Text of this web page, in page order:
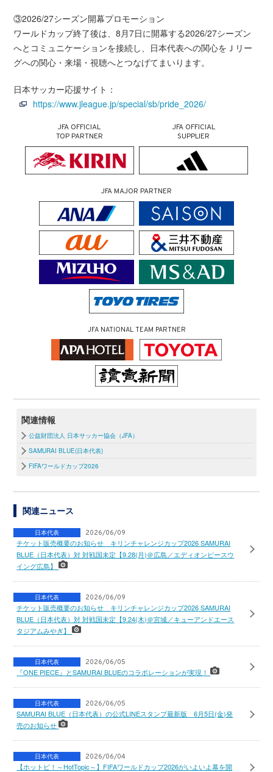
③2026/27シーズン開幕プロモーション
ワールドカップ終了後は、8月7日に開幕する2026/27シーズン
へとコミュニケーションを接続し、日本代表への関心をＪリー
グへの関心・来場・視聴へとつなげてまいります。
日本サッカー応援サイト：
https://www.jleague.jp/special/sb/pride_2026/
JFA OFFICIAL
TOP PARTNER
JFA OFFICIAL
SUPPLIER
JFA MAJOR PARTNER
JFA NATIONAL TEAM PARTNER
関連情報
公益財団法人 日本サッカー協会（JFA）
SAMURAI BLUE(日本代表)
FIFAワールドカップ2026
関連ニュース
日本代表 2026/06/09
チケット販売概要のお知らせ キリンチャレンジカップ2026 SAMURAI
BLUE（日本代表）対 対戦国未定【9.28(月)＠広島／エディオンピースウ
イング広島】
日本代表 2026/06/09
チケット販売概要のお知らせ キリンチャレンジカップ2026 SAMURAI
BLUE（日本代表）対 対戦国未定【9.24(木)＠宮城／キューアンドエース
タジアムみやぎ】
日本代表 2026/06/05
『ONE PIECE』とSAMURAI BLUEのコラボレーションが実現！
日本代表 2026/06/05
SAMURAI BLUE（日本代表）の公式LINEスタンプ最新版 6月5日(金)発
売のお知らせ
日本代表 2026/06/04
【ホットピ！～HotTopic～】FIFAワールドカップ2026がいよいよ幕を開